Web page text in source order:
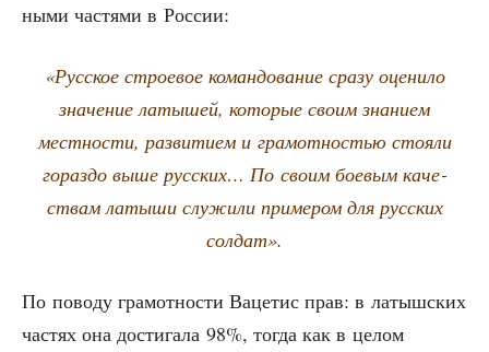
ны­ми частя­ми в России:
«Рус­ское стро­е­вое коман­до­ва­ние сра­зу оце­ни­ло
зна­че­ние латы­шей, кото­рые сво­им зна­ни­ем
мест­но­сти, раз­ви­ти­ем и гра­мот­но­стью сто­я­ли
гораз­до выше рус­ских… По сво­им бое­вым каче­
ствам латы­ши слу­жи­ли при­ме­ром для рус­ских
солдат».
По пово­ду гра­мот­но­сти Ваце­тис прав: в латыш­ских
частях она дости­га­ла 98%, тогда как в целом